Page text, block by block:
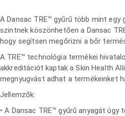
A Dansac TRE™ gyűrű több mint egy
szintnek köszönhetően a Dansac
hogy segítsen megőrizni a bőr
A TRE™ technológia termékei
akkreditációt kaptak a Skin Health
megnyugvást adhat a termékeinket
Jellemzők:
• A Dansac TRE™ gyűrű anyagát úgy